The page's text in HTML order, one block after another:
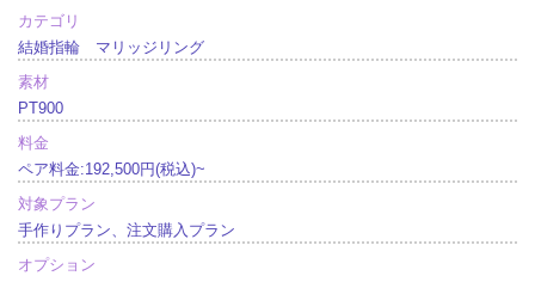
カテゴリ
結婚指輪 マリッジリング
素材
PT900
料金
ペア料金:192,500円(税込)~
対象プラン
手作りプラン、注文購入プラン
オプション